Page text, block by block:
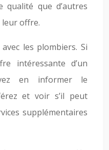
qualité que d’autres
offre.
les plombiers. Si
intéressante d’un
en informer le
et voir s’il peut
supplémentaires